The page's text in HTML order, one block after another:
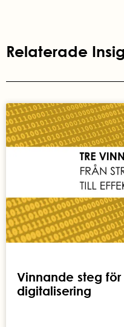
Relaterade
Vinnande steg
digitalisering